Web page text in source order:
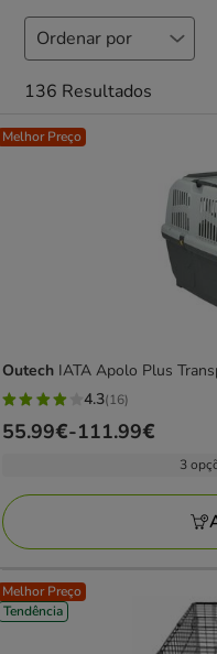
136 Resultados
Melhor Preço
Outech IATA Apolo Plus
4.3
estrelas
16
avaliações
4.3(16)
Preço
a
111.99€
55.99€-111.99€
3
Melhor Preço
Tendência